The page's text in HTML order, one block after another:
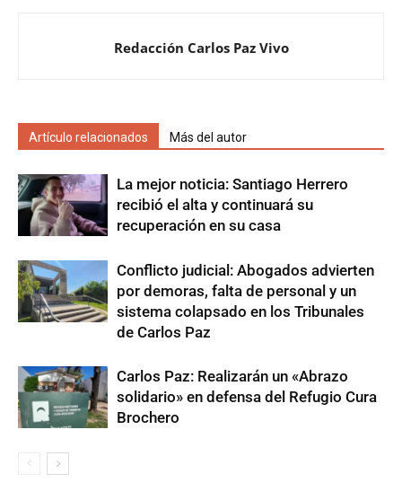
Redacción Carlos Paz Vivo
Artículo relacionados Más del autor
La mejor noticia: Santiago Herrero
recibió el alta y continuará su
recuperación en su casa
Conflicto judicial: Abogados advierten
por demoras, falta de personal y un
sistema colapsado en los Tribunales
de Carlos Paz
Carlos Paz: Realizarán un «Abrazo
solidario» en defensa del Refugio Cura
Brochero